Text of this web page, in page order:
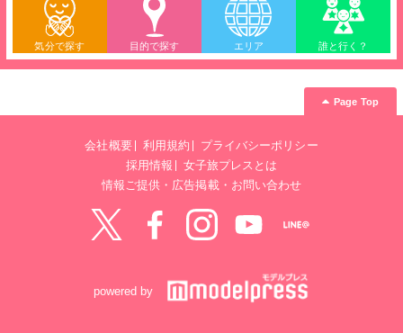
気分で探す 目的で探す エリア 誰と行く？
Page Top
会社概要 利用規約
プライバシーポリシー
採用情報
女子旅プレスとは
情報ご提供・広告掲載・お問い合わせ
powered by